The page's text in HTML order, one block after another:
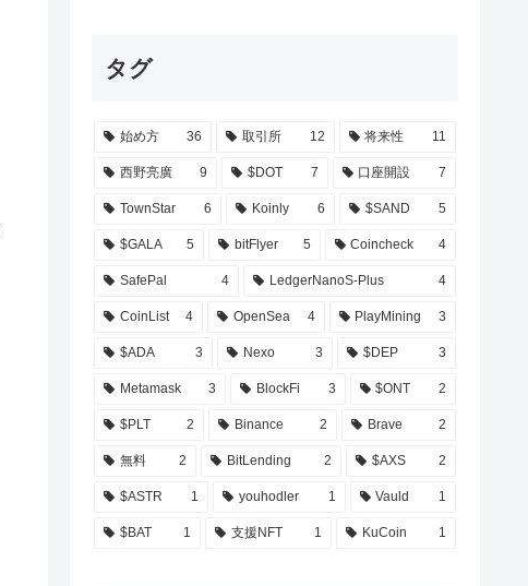
タグ
始め方 36 取引所 12 将来性 11
西野亮廣 9 $DOT 7 口座開設 7
TownStar 6 Koinly 6 $SAND 5
$GALA 5 bitFlyer 5 Coincheck 4
SafePal 4 LedgerNanoS-Plus 4
CoinList 4 OpenSea 4 PlayMining 3
$ADA 3 Nexo 3 $DEP 3
Metamask 3 BlockFi 3 $ONT 2
$PLT 2 Binance 2 Brave 2
無料 2 BitLending 2 $AXS 2
$ASTR 1 youhodler 1 Vauld 1
$BAT 1 支援NFT 1 KuCoin 1